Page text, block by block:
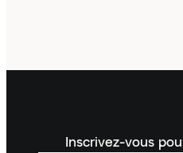
Inscrivez-vous